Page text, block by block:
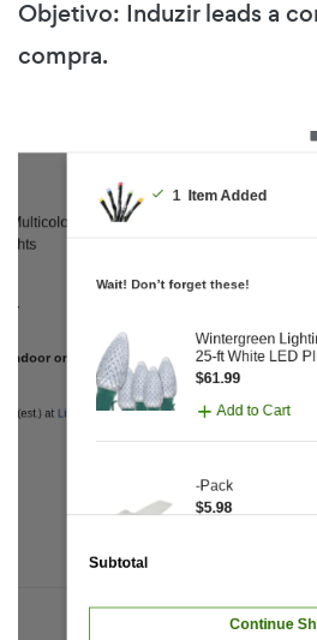
Objetivo: Induzir leads a
compra.